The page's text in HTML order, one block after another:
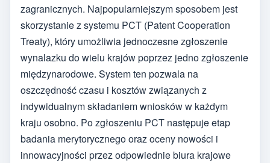
zagranicznych. Najpopularniejszym sposobem jest
skorzystanie z systemu PCT (Patent Cooperation
Treaty), który umożliwia jednoczesne zgłoszenie
wynalazku do wielu krajów poprzez jedno zgłoszenie
międzynarodowe. System ten pozwala na
oszczędność czasu i kosztów związanych z
indywidualnym składaniem wniosków w każdym
kraju osobno. Po zgłoszeniu PCT następuje etap
badania merytorycznego oraz oceny nowości i
innowacyjności przez odpowiednie biura krajowe